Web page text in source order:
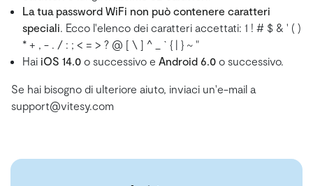
La tua password WiFi non può contenere caratteri
speciali. Ecco l'elenco dei caratteri accettati: 1 ! # $ & ' ( )
* + , - . / : ; < = > ? @ [ \ ] ^ _ ` { | } ~ "
Hai iOS 14.0 o successivo e Android 6.0 o successivo.
Se hai bisogno di ulteriore aiuto, inviaci un'e-mail a
support@vitesy.com